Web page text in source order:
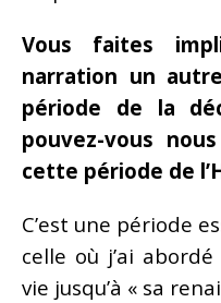
Vous faites
narration un
période de la
pouvez-vous
cette période de
C’est une période
celle où j’ai
vie jusqu’à « sa